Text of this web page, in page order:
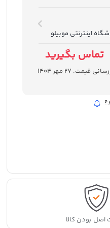
اینترنتی موبیلو
تماس بگیرید
قیمت: 27 مهر 1404
اصل بودن کالا